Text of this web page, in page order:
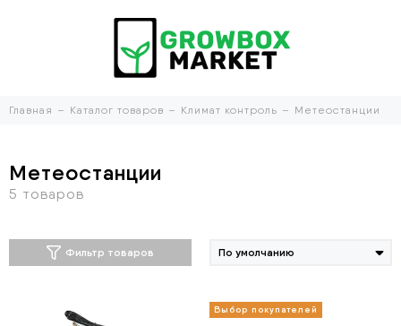
Главная Каталог товаров Климат контроль Метеостанции
Метеостанции
Фильтр товаров